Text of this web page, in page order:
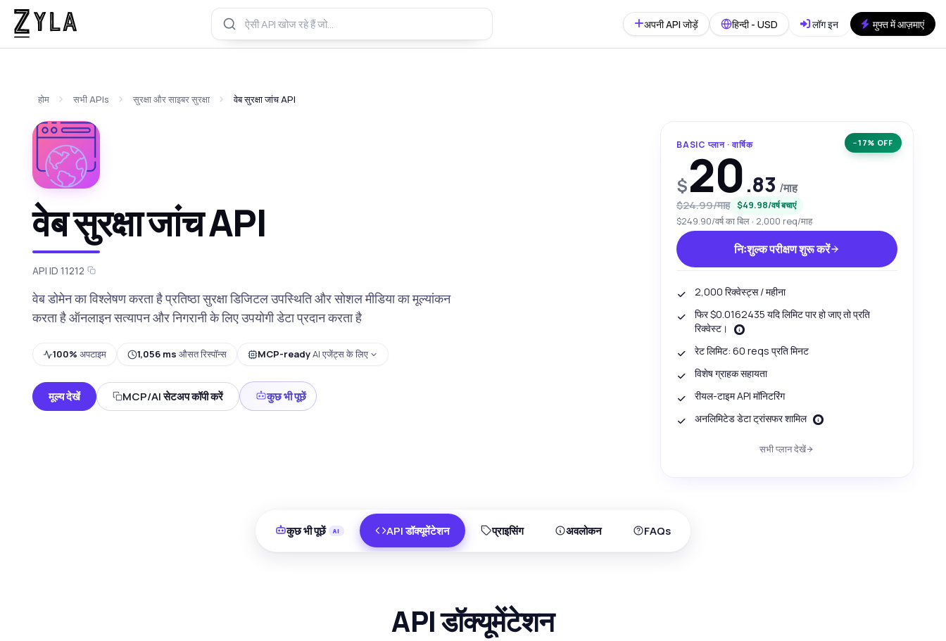
अपनी API जोड़ें हिन्दी - USD लॉग इन मुफ्त में आज़माएं
होम सभी APIs सुरक्षा और साइबर सुरक्षा वेब सुरक्षा जांच API
वेब सुरक्षा जांच API
API ID 11212
वेब डोमेन का विश्लेषण करता है प्रतिष्ठा सुरक्षा डिजिटल उपस्थिति और सोशल मीडिया का मूल्यांकन
करता है ऑनलाइन सत्यापन और निगरानी के लिए उपयोगी डेटा प्रदान करता है
100% अपटाइम 1,056 ms औसत रिस्पॉन्स MCP-readyAI एजेंट्स के लिए
मूल्य देखें MCP/AI सेटअप कॉपी करें कुछ भी पूछें
−17% OFF
BASIC प्लान · वार्षिक
$20.83 /माह
$24.99/माह $49.98/वर्ष बचाएं
$249.90/वर्ष का बिल · 2,000 req/माह
निःशुल्क परीक्षण शुरू करें
2,000 रिक्वेस्ट्स / महीना
फिर $0.0162435 यदि लिमिट पार हो जाए तो प्रति
रिक्वेस्ट।
रेट लिमिट: 60 reqs प्रति मिनट
विशेष ग्राहक सहायता
रीयल-टाइम API मॉनिटरिंग
अनलिमिटेड डेटा ट्रांसफर शामिल
सभी प्लान देखें
कुछ भी पूछें API डॉक्यूमेंटेशन प्राइसिंग अवलोकन FAQs
API डॉक्यूमेंटेशन